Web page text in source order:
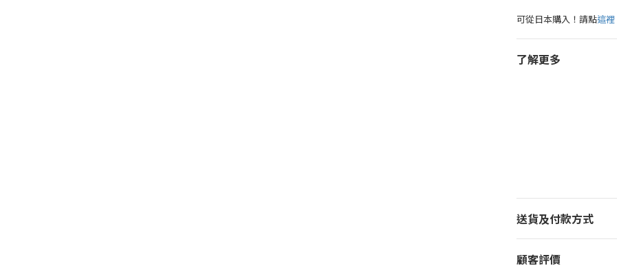
可從日本購入！請點這裡
了解更多
送貨及付款方式
顧客評價